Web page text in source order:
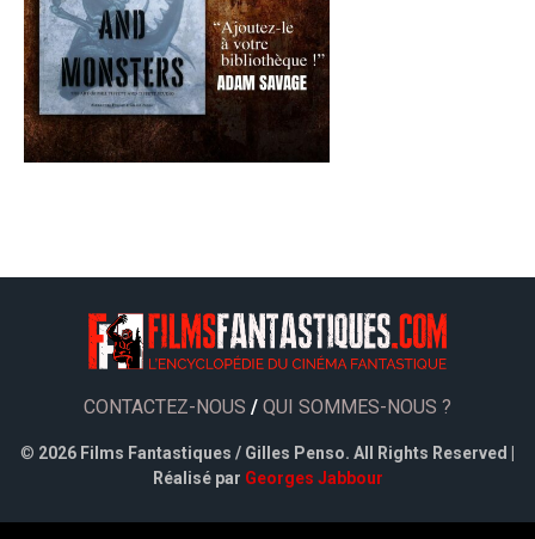
CONTACTEZ-NOUS / QUI SOMMES-NOUS ?
© 2026 Films Fantastiques / Gilles Penso. All Rights Reserved |
Réalisé par Georges Jabbour